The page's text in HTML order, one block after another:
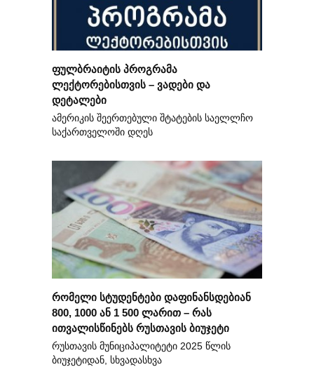
ფულბრაიტის პროგრამა
ლექტორებისთვის – ვადები და
დეტალები
ამერიკის შეერთებული შტატების საელლჩო
საქართველოში დღეს
რომელი სტუდენტები დაფინანსდებიან
800, 1000 ან 1 500 ლარით – რას
ითვალისწინებს რუსთავის ბიუჯეტი
რუსთავის მუნიციპალიტეტი 2025 წლის
ბიუჯეტიდან, სხვადასხვა